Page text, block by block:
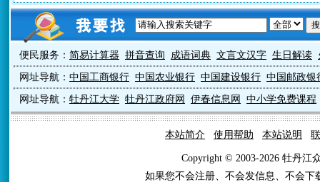
便民服务： 简易计算器 拼音查询 成语词典 文言文汉字 生日解读
网址导航： 中国工商银行 中国农业银行 中国建设银行 中国邮政银
网址导航： 牡丹江大学 牡丹江政府网 伊春信息网 中小学免费课程
本站简介 使用帮助 本站说明
Copyright © 2003-2026 牡丹江
如果您不会注册、不会发信息、不会